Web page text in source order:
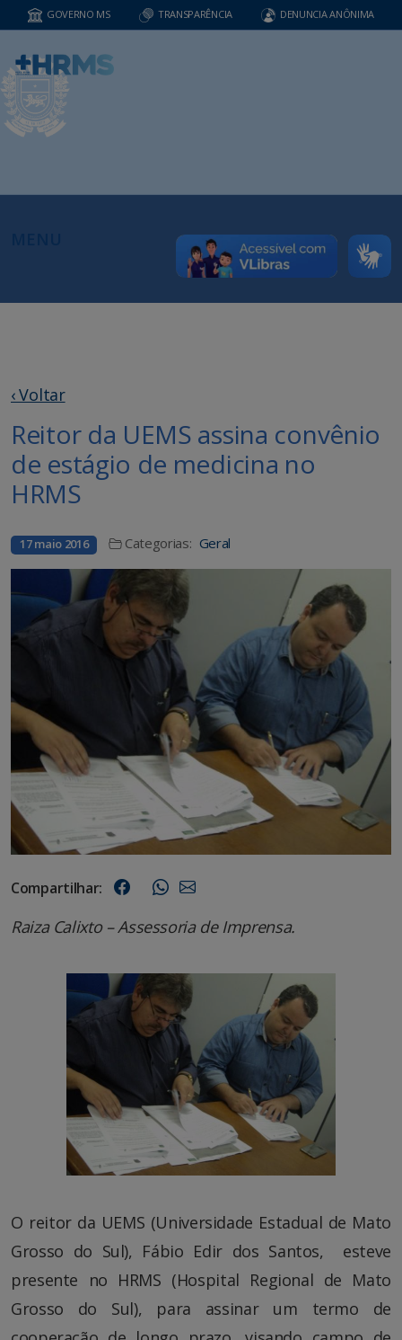
GOVERNO MS TRANSPARÊNCIA DENUNCIA ANÔNIMA
‹ Voltar
Reitor da UEMS assina convênio
de estágio de medicina no
HRMS
17 maio 2016 Categorias: Geral
Compartilhar:
Raiza Calixto – Assessoria de Imprensa.
O reitor da UEMS (Universidade Estadual de Mato
Grosso do Sul), Fábio Edir dos Santos, esteve
presente no HRMS (Hospital Regional de Mato
Grosso do Sul), para assinar um termo de